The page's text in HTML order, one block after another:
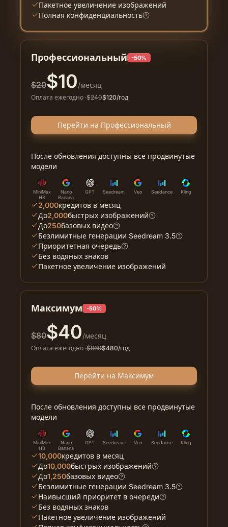
Профессиональный -50%
$20$10/месяц
Оплата ежегодно ·$240$120/год
Перейти на Профессиональный
После обновления доступны все продвинутые
модели
MiniMax
H3
Nano
Banana
GPT Seedream Veo Seedance Kling
2,000кредитов в месяц
До2,000быстрых изображений
До250базовых видео
Безлимитные генерации Seedream 3.5
Приоритетная очередь
Без водяных знаков
Пакетное увеличение изображений
Пакетное увеличение изображений
Полная конфиденциальность
Максимум -50%
$80$40/месяц
Оплата ежегодно ·$960$480/год
Перейти на Максимум
После обновления доступны все продвинутые
модели
MiniMax
H3
Nano
Banana
GPT Seedream Veo Seedance Kling
10,000кредитов в месяц
До10,000быстрых изображений
До1,250базовых видео
Безлимитные генерации Seedream 3.5
Наивысший приоритет в очереди
Без водяных знаков
Пакетное увеличение изображений